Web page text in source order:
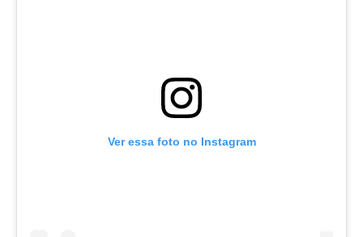
Ver essa foto no Instagram